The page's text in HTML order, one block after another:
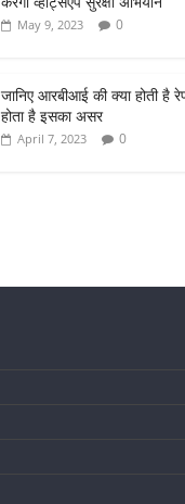
May 9, 2023 0
जानिए आरबीआई की क्या होती है
होता है इसका असर
April 7, 2023 0